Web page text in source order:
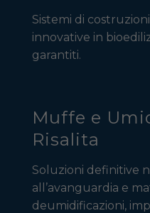
Sistemi di
innovative in
garantiti.
Muffe e
Risalita
Soluzioni definitive
all’avanguardia e
deumidificazioni,